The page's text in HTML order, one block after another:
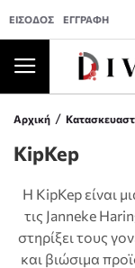
ΕΊΣΟΔΟΣ ΕΓΓΡΑΦΉ
Αρχική
KipKep
Η KipKep είναι
τις Janneke
στηρίξει τους
και βιώσιμα